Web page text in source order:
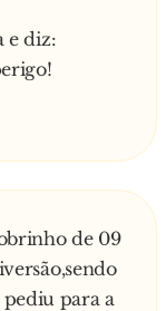
e diz:
de 09
para a